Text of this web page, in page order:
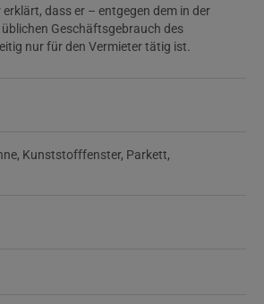
dass er – entgegen dem in der
Geschäftsgebrauch des
nur für den Vermieter tätig ist.
Kunststofffenster Parkett